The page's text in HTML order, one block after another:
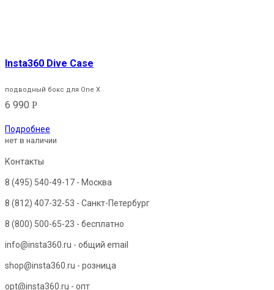
Insta360 Dive Case
подводный бокс для One X
6 990 Р
Подробнее
нет в наличии
Контакты
8 (495) 540-49-17 - Москва
8 (812) 407-32-53 - Санкт-Петербург
8 (800) 500-65-23 - бесплатно
info@insta360.ru - общий email
shop@insta360.ru - розница
opt@insta360.ru - опт